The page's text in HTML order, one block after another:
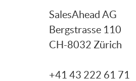
SalesAhead AG
Bergstrasse 110
CH-8032 Zürich
+41 43 222 61 71